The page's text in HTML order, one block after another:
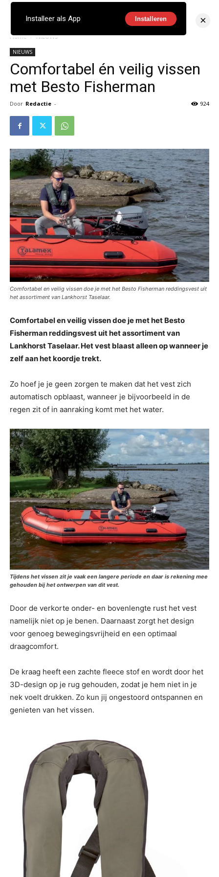
Home NIEUWS
NIEUWS
Comfortabel én veilig vissen
met Besto Fisherman
Door Redactie - 924
Comfortabel en veilig vissen doe je met het Besto Fisherman reddingsvest uit
het assortiment van Lankhorst Taselaar.
Comfortabel en veilig vissen doe je met het Besto
Fisherman reddingsvest uit het assortiment van
Lankhorst Taselaar. Het vest blaast alleen op wanneer je
zelf aan het koordje trekt.
Zo hoef je je geen zorgen te maken dat het vest zich
automatisch opblaast, wanneer je bijvoorbeeld in de
regen zit of in aanraking komt met het water.
Tijdens het vissen zit je vaak een langere periode en daar is rekening mee
gehouden bij het ontwerpen van dit vest.
Door de verkorte onder- en bovenlengte rust het vest
namelijk niet op je benen. Daarnaast zorgt het design
voor genoeg bewegingsvrijheid en een optimaal
draagcomfort.
De kraag heeft een zachte fleece stof en wordt door het
3D-design op je rug gehouden, zodat je hem niet in je
nek voelt drukken. Zo kun jij ongestoord ontspannen en
genieten van het vissen.
Installeer als App Installeren ×